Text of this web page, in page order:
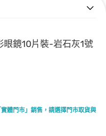
鏡10片裝-岩石灰1號
體門市」銷售，請選擇門市取貨與